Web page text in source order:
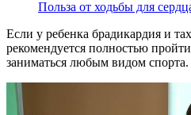
Польза от ходьбы для
Если у ребенка брадикардия и
рекомендуется полностью
заниматься любым видом спорта.